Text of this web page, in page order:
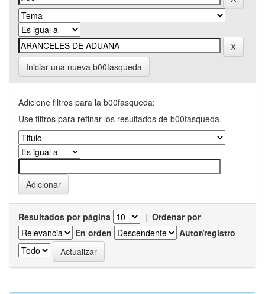
Iniciar una nueva b00fasqueda
Adicione filtros para la b00fasqueda:
Use filtros para refinar los resultados de b00fasqueda.
Resultados por página | Ordenar por
En orden
Autor/registro